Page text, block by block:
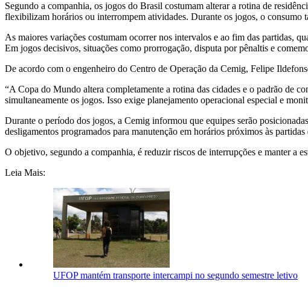
Segundo a companhia, os jogos do Brasil costumam alterar a rotina de
flexibilizam horários ou interrompem atividades. Durante os jogos, o consumo
As maiores variações costumam ocorrer nos intervalos e ao fim das partidas,
Em jogos decisivos, situações como prorrogação, disputa por pênaltis e
De acordo com o engenheiro do Centro de Operação da Cemig, Felipe
“A Copa do Mundo altera completamente a rotina das cidades e o padrão de
simultaneamente os jogos. Isso exige planejamento operacional especial e
Durante o período dos jogos, a Cemig informou que equipes serão
desligamentos programados para manutenção em horários próximos às
O objetivo, segundo a companhia, é reduzir riscos de interrupções e manter a
Leia Mais:
UFOP mantém transporte intercampi no segundo semestre letivo